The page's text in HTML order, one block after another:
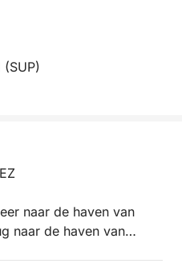
naar de haven van
naar de haven van
die in Saint